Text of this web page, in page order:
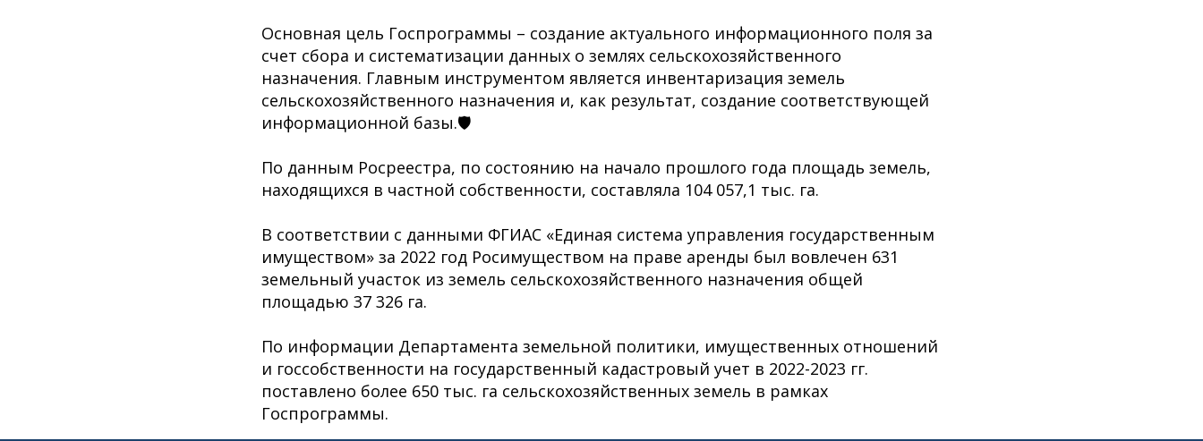
Основная цель Госпрограммы – создание актуального информационного поля за
счет сбора и систематизации данных о землях сельскохозяйственного
назначения. Главным инструментом является инвентаризация земель
сельскохозяйственного назначения и, как результат, создание соответствующей
информационной базы.🛡
По данным Росреестра, по состоянию на начало прошлого года площадь земель,
находящихся в частной собственности, составляла 104 057,1 тыс. га.
В соответствии с данными ФГИАС «Единая система управления государственным
имуществом» за 2022 год Росимуществом на праве аренды был вовлечен 631
земельный участок из земель сельскохозяйственного назначения общей
площадью 37 326 га.
По информации Департамента земельной политики, имущественных отношений
и госсобственности на государственный кадастровый учет в 2022-2023 гг.
поставлено более 650 тыс. га сельскохозяйственных земель в рамках
Госпрограммы.